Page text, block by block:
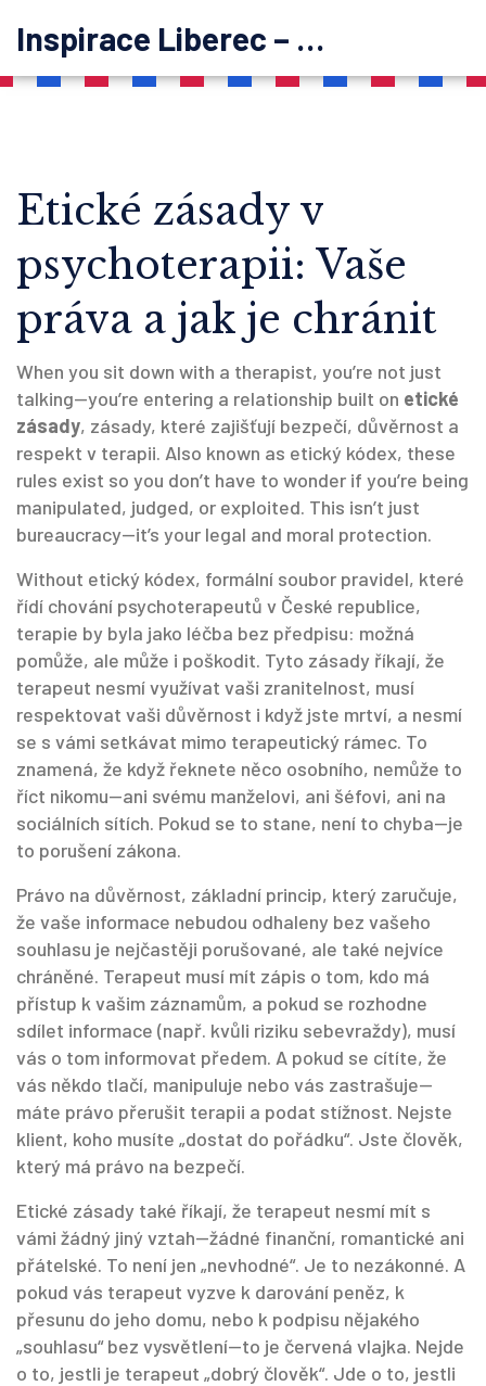
Inspirace Liberec – psychoterapie
Etické zásady v
psychoterapii: Vaše
práva a jak je chránit
When you sit down with a therapist, you’re not just
talking—you’re entering a relationship built on etické
zásady, zásady, které zajišťují bezpečí, důvěrnost a
respekt v terapii. Also known as etický kódex, these
rules exist so you don’t have to wonder if you’re being
manipulated, judged, or exploited. This isn’t just
bureaucracy—it’s your legal and moral protection.
Without etický kódex, formální soubor pravidel, které
řídí chování psychoterapeutů v České republice,
terapie by byla jako léčba bez předpisu: možná
pomůže, ale může i poškodit. Tyto zásady říkají, že
terapeut nesmí využívat vaši zranitelnost, musí
respektovat vaši důvěrnost i když jste mrtví, a nesmí
se s vámi setkávat mimo terapeutický rámec. To
znamená, že když řeknete něco osobního, nemůže to
říct nikomu—ani svému manželovi, ani šéfovi, ani na
sociálních sítích. Pokud se to stane, není to chyba—je
to porušení zákona.
Právo na důvěrnost, základní princip, který zaručuje,
že vaše informace nebudou odhaleny bez vašeho
souhlasu je nejčastěji porušované, ale také nejvíce
chráněné. Terapeut musí mít zápis o tom, kdo má
přístup k vašim záznamům, a pokud se rozhodne
sdílet informace (např. kvůli riziku sebevraždy), musí
vás o tom informovat předem. A pokud se cítíte, že
vás někdo tlačí, manipuluje nebo vás zastrašuje—
máte právo přerušit terapii a podat stížnost. Nejste
klient, koho musíte „dostat do pořádku“. Jste člověk,
který má právo na bezpečí.
Etické zásady také říkají, že terapeut nesmí mít s
vámi žádný jiný vztah—žádné finanční, romantické ani
přátelské. To není jen „nevhodné“. Je to nezákonné. A
pokud vás terapeut vyzve k darování peněz, k
přesunu do jeho domu, nebo k podpisu nějakého
„souhlasu“ bez vysvětlení—to je červená vlajka. Nejde
o to, jestli je terapeut „dobrý člověk“. Jde o to, jestli